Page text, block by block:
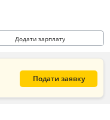
Додати зарплату
Подати заявку